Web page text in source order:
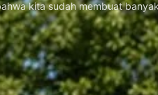
kita sudah membuat